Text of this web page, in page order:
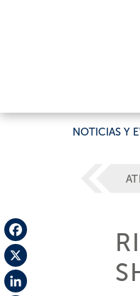
NOTICIAS Y
Facebook
X